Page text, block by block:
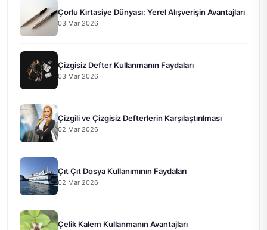
Çorlu Kırtasiye Dünyası: Yerel Alışverişin Avantajları
03 Mar 2026
Çizgisiz Defter Kullanmanın Faydaları
03 Mar 2026
Çizgili ve Çizgisiz Defterlerin Karşılaştırılması
02 Mar 2026
Çıt Çıt Dosya Kullanımının Faydaları
02 Mar 2026
Çelik Kalem Kullanmanın Avantajları